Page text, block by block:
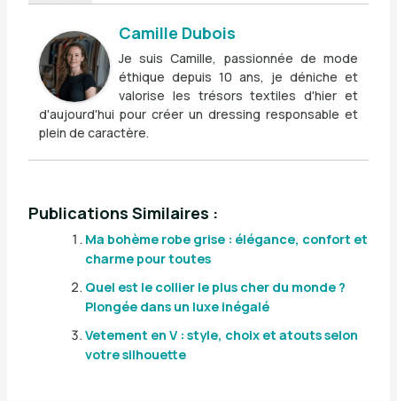
Camille Dubois
Je suis Camille, passionnée de mode
éthique depuis 10 ans, je déniche et
valorise les trésors textiles d'hier et
d'aujourd'hui pour créer un dressing responsable et
plein de caractère.
Publications Similaires :
Ma bohème robe grise : élégance, confort et
charme pour toutes
Quel est le collier le plus cher du monde ?
Plongée dans un luxe inégalé
Vetement en V : style, choix et atouts selon
votre silhouette